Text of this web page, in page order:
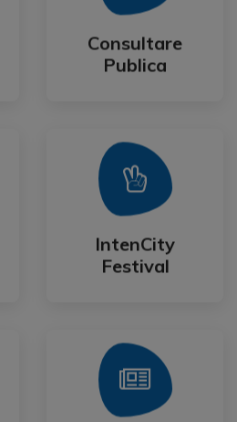
Consultare
Publica
Consultare
Publica
IntenCity
Festival
IntenCity
Festival
Mai Mult
Mai Mult